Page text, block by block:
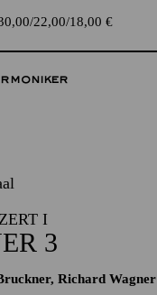
22,00 18,00 €
I
3
Richard Wagner